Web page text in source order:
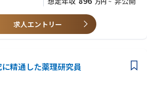
の知識
な理論、原則、過去のケースに関する把握
求人エントリー
精通した薬理研究員